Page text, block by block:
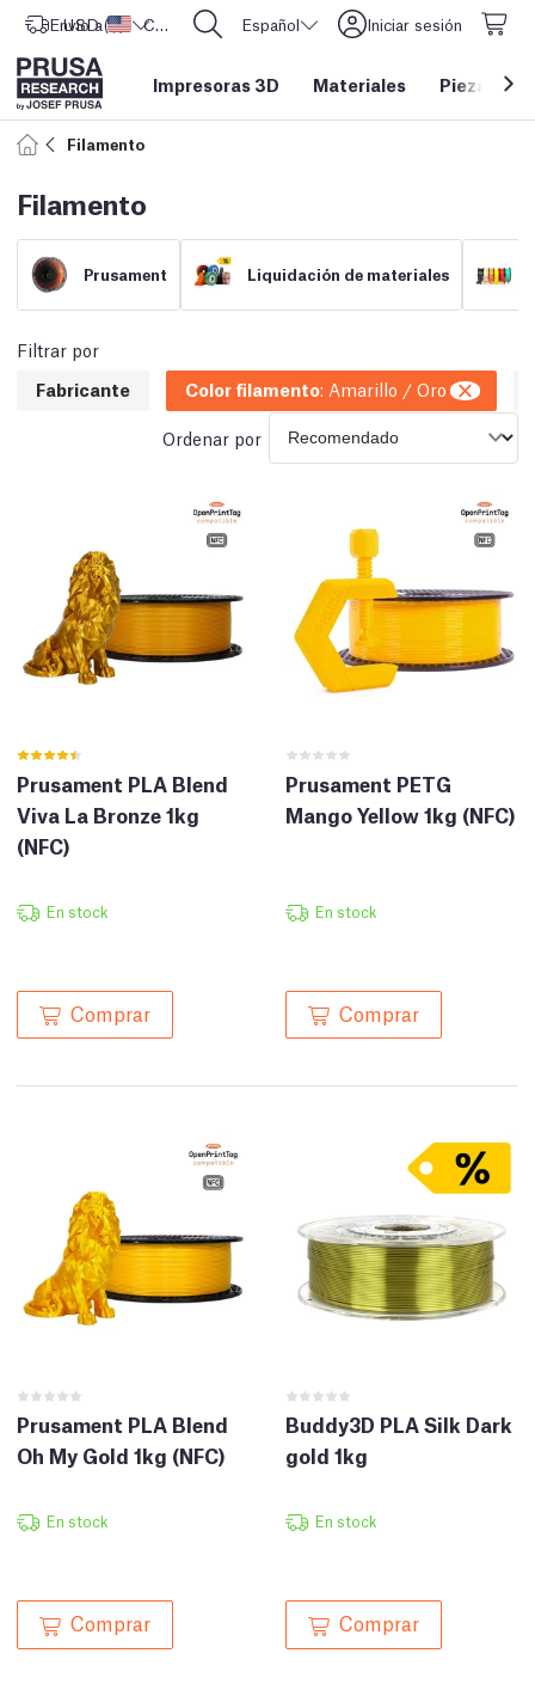
Envío a Estados Unidos
USD ($) CORE One L: ¡Ya disponible! Español Iniciar sesión
Impresoras 3D Materiales Piezas y
Filamento
Filamento
Prusament Liquidación de materiales
Filtrar por
Fabricante
Color filamento: Amarillo / Oro
Ordenar por
Prusament PLA Blend
Viva La Bronze 1kg
(NFC)
En stock
Comprar
Prusament PETG
Mango Yellow 1kg (NFC)
En stock
Comprar
Prusament PLA Blend
Oh My Gold 1kg (NFC)
En stock
Comprar
Buddy3D PLA Silk Dark
gold 1kg
En stock
Comprar